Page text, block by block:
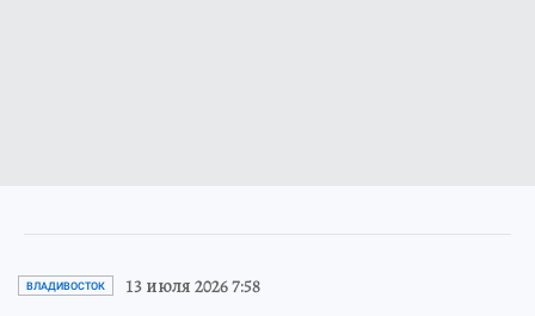
ВЛАДИВОСТОК 13 июля 2026 7:58